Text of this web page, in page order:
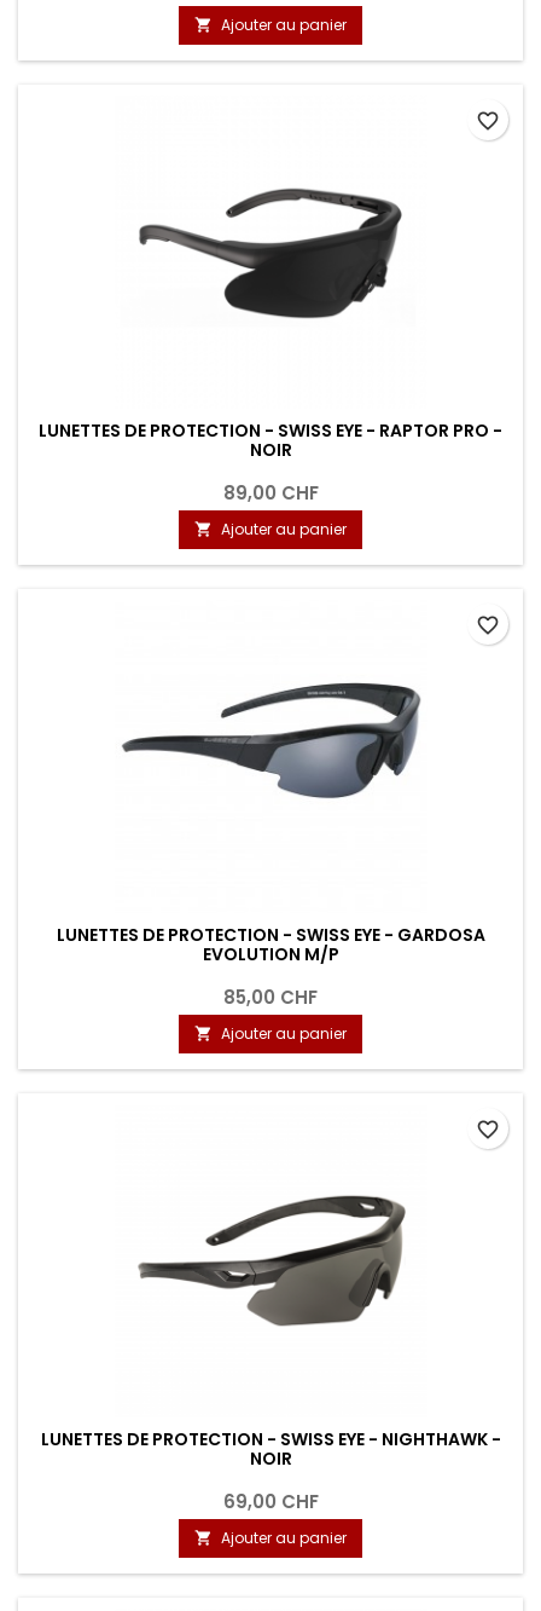
 Ajouter au panier
LUNETTES DE PROTECTION - SWISS EYE - RAPTOR PRO -
NOIR
89,00 CHF
 Ajouter au panier
favorite_border
LUNETTES DE PROTECTION - SWISS EYE - GARDOSA
EVOLUTION M/P
85,00 CHF
 Ajouter au panier
favorite_border
LUNETTES DE PROTECTION - SWISS EYE - NIGHTHAWK -
NOIR
69,00 CHF
 Ajouter au panier
favorite_border